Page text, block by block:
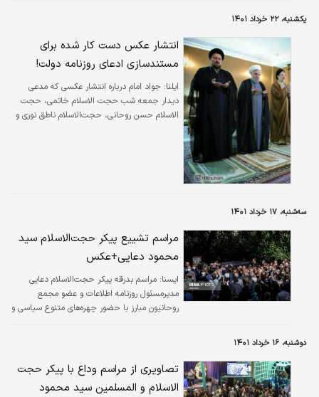
یکشنبه، ۲۲ خرداد ۱۴۰۱
انتشار عکس دست کار شده برای
مستندسازی ادعای روزنامه دولت!
ایلنا: جواد امام درباره انتشار عکسی که مدعی
دیدار جمعه شب حجت الاسلام خاتمی، حجت
الاسلام حسن روحانی، حجت‌الاسلام ناطق نوری و
سه‌شنبه، ۱۷ خرداد ۱۴۰۱
مراسم تشییع پیکر حجت‌الاسلام سید
محمود دعایی+عکس
ايسنا: مراسم بدرقه پیکر حجت‌الاسلام دعایی
مدیرمسئول روزنامه اطلاعات و عضو مجمع
روحانیون مبارز با حضور چهره‌های متنوع سیاسی و
دوشنبه، ۱۶ خرداد ۱۴۰۱
تصاویری از مراسم وداع با پیکر حجت
الاسلام و المسلمین سید محمود